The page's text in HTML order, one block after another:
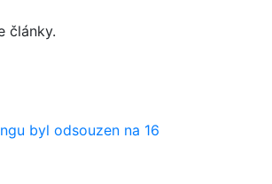
články.
byl odsouzen na 16